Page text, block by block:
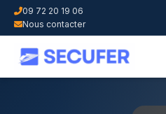
09 72 20 19 06
Nous contacter